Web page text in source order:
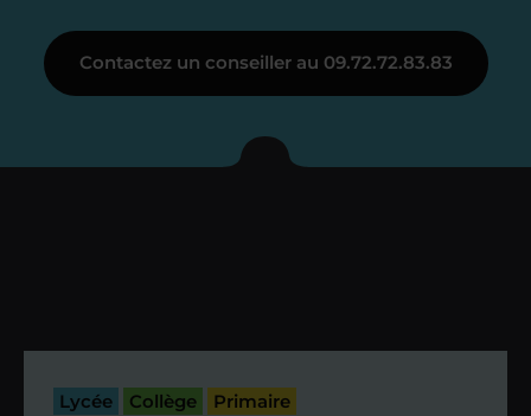
Je vous présente votre
enseignant sous 72
passé.
Contactez un conseiller au 09.72.72.83.83
Lycée Collège Primaire